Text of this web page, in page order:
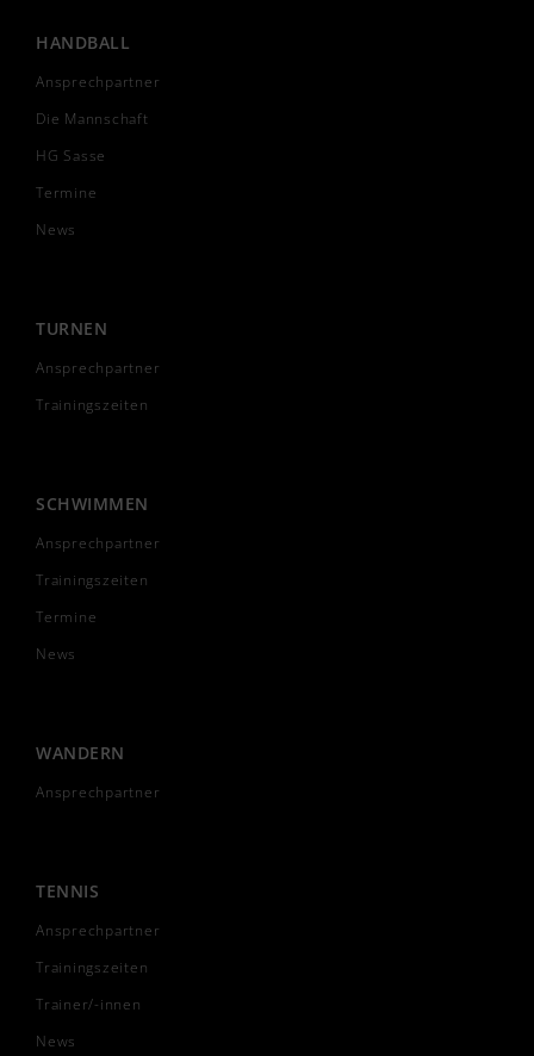
HANDBALL
Ansprechpartner
Die Mannschaft
HG Sasse
Termine
News
TURNEN
Ansprechpartner
Trainingszeiten
SCHWIMMEN
Ansprechpartner
Trainingszeiten
Termine
News
WANDERN
Ansprechpartner
TENNIS
Ansprechpartner
Trainingszeiten
Trainer/-innen
News